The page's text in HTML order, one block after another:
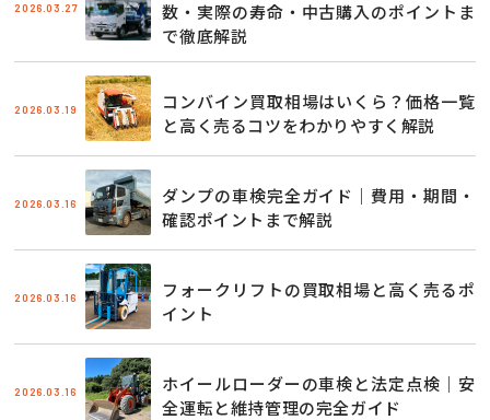
2026.03.27
数・実際の寿命・中古購入のポイントま
で徹底解説
2026.03.19
コンバイン買取相場はいくら？価格一覧
と高く売るコツをわかりやすく解説
2026.03.16
ダンプの車検完全ガイド｜費用・期間・
確認ポイントまで解説
2026.03.16
フォークリフトの買取相場と高く売るポ
イント
2026.03.16
ホイールローダーの車検と法定点検｜安
全運転と維持管理の完全ガイド